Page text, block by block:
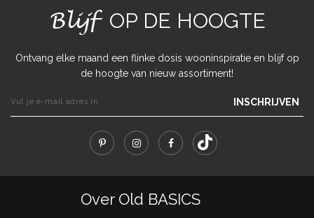
Blijf OP DE HOOGTE
Ontvang elke maand een flinke dosis wooninspiratie en blijf op
de hoogte van nieuw assortiment!
INSCHRIJVEN
Over Old BASICS